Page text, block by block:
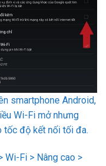
smartphone Android,
Wi-Fi mở nhưng
tốc độ kết nối tối đa.
Wi-Fi > Nâng cao >